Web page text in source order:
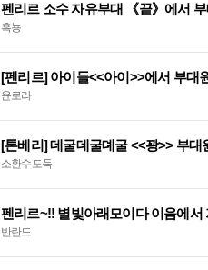
펜리르 소수 자유부대 《끝》에서
흑뇽
[펜리르] 아이들<<아이>>에서 부대
윤로라
[톤베리] 데굴데굴뎨굴 <<꽝>> 부대
소환수도둑
펜리르~!! 별빛아래모이다 이음에
반란드